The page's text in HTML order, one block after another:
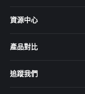
資源中心
產品對比
追蹤我們